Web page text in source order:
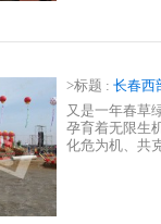
>标题 : 长春西
区100个重点
又是一年春草
孕育着无限生
化危为机、共